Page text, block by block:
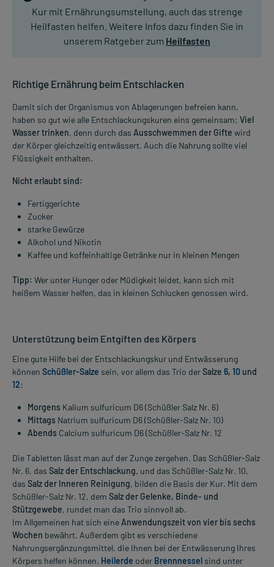
Kur mit Ernährungsumstellung, auch das strenge
Heilfasten helfen. Weitere Infos dazu finden Sie in
unserem Ratgeber zum Heilfasten
Richtige Ernährung beim Entschlacken
Damit sich der Organismus von Ablagerungen befreien kann,
haben so gut wie alle Entschlackungskuren eins gemeinsam: Viel
Wasser trinken, denn durch das Ausschwemmen der Gifte wird
der Körper gleichzeitig entwässert. Auch die Nahrung sollte viel
Flüssigkeit enthalten.
Nicht erlaubt sind:
Fertiggerichte
Zucker
starke Gewürze
Alkohol und Nikotin
Kaffee und koffeinhaltige Getränke nur in kleinen Mengen
Tipp: Wer unter Hunger oder Müdigkeit leidet, kann sich mit
heißem Wasser helfen, das in kleinen Schlucken genossen wird.
Unterstützung beim Entgiften des Körpers
Eine gute Hilfe bei der Entschlackungskur und Entwässerung
können Schüßler-Salze sein, vor allem das Trio derSalze 6, 10 und
12:
Morgens Kalium sulfuricum D6 (Schüßler Salz Nr. 6)
Mittags Natrium sulfuricum D6 (Schüßler-Salz Nr. 10)
Abends Calcium sulfuricum D6 (Schüßler-Salz Nr. 12
Die Tabletten lässt man auf der Zunge zergehen. Das Schüßler-Salz
Nr. 6, das Salz der Entschlackung, und das Schüßler-Salz Nr. 10,
das Salz der Inneren Reinigung, bilden die Basis der Kur. Mit dem
Schüßler-Salz Nr. 12, dem Salz der Gelenke, Binde- und
Stützgewebe, rundet man das Trio sinnvoll ab.
Im Allgemeinen hat sich eine Anwendungszeit von vier bis sechs
Wochen bewährt. Außerdem gibt es verschiedene
Nahrungsergänzungsmittel, die Ihnen bei der Entwässerung Ihres
Körpers helfen können. Heilerde oder Brennnessel sind unter